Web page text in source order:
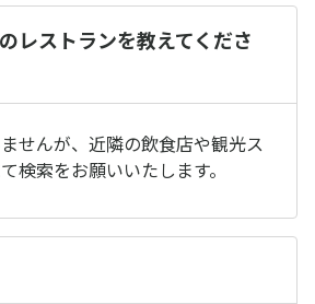
レストランを教えてくださ
せんが、近隣の飲食店や観光ス
検索をお願いいたします。